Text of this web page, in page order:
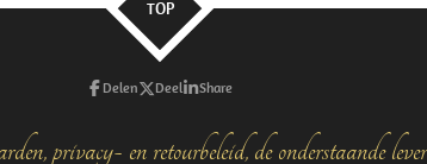
TOP
Delen Deel Share
privacy- en retourbeleid, de onderstaande